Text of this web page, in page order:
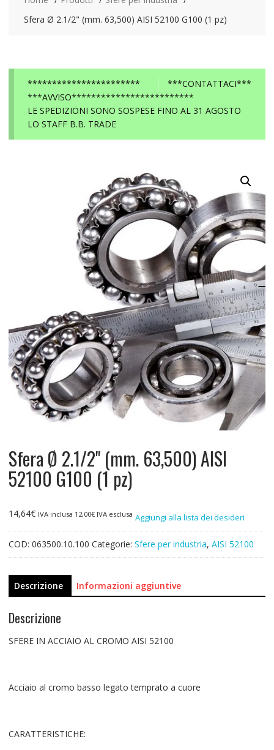
Sfera Ø 2.1/2" (mm. 63,500) AISI 52100 G100 (1 pz)
***CONTATTACI***
***********************
***AVVISO*************************
LE SPEDIZIONI SONO SOSPESE FINO AL 31 AGOSTO
LO STAFF B.B. TRADE
Sfera Ø 2.1/2" (mm. 63,500) AISI
52100 G100 (1 pz)
14,64€ IVA inclusa 12,00€IVA esclusa Aggiungi alla lista dei desideri
COD: 063500.10.100 Categorie: Sfere per industria, AISI 52100
Descrizione Informazioni aggiuntive
Descrizione
SFERE IN ACCIAIO AL CROMO AISI 52100
Acciaio al cromo basso legato temprato a cuore
CARATTERISTICHE: